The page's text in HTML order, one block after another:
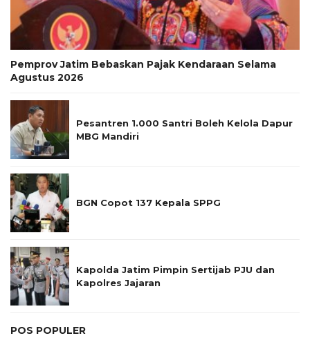
Pemprov Jatim Bebaskan Pajak Kendaraan Selama
Agustus 2026
Pesantren 1.000 Santri Boleh Kelola Dapur
MBG Mandiri
BGN Copot 137 Kepala SPPG
Kapolda Jatim Pimpin Sertijab PJU dan
Kapolres Jajaran
POS POPULER